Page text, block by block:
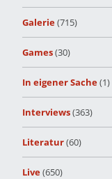
Galerie(715)
Games(30)
In eigener Sache(1)
Interviews(363)
Literatur(60)
Live(650)